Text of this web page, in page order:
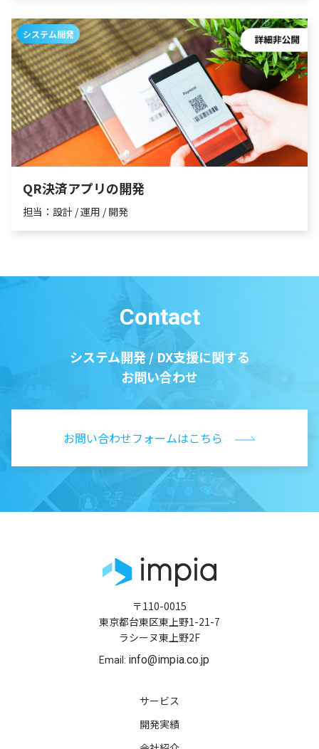
システム開発
QR決済アプリの開発
担当：設計 / 運用 / 開発
Contact
システム開発 / DX支援に関する
お問い合わせ
お問い合わせフォームはこちら
〒110-0015
東京都台東区東上野1-21-7
ラシーヌ東上野2F
Email: info@impia.co.jp
サービス
開発実績